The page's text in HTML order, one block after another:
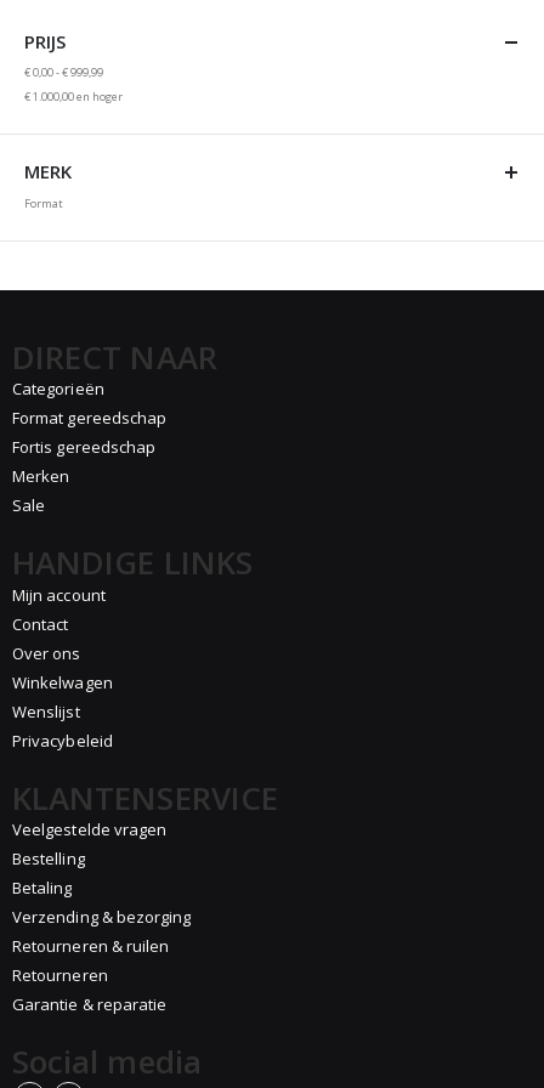
PRIJS
€ 0,00-€ 999,99
€ 1.000,00en hoger
MERK
Format
DIRECT NAAR
Categorieën
Format gereedschap
Fortis gereedschap
Merken
Sale
HANDIGE LINKS
Mijn account
Contact
Over ons
Winkelwagen
Wenslijst
Privacybeleid
KLANTENSERVICE
Veelgestelde vragen
Bestelling
Betaling
Verzending & bezorging
Retourneren & ruilen
Retourneren
Garantie & reparatie
Social media